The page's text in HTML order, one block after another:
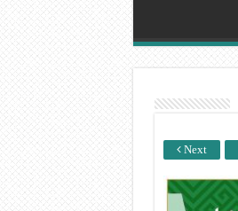
Next